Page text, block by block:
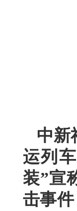
中新
运列
装”宣
击事